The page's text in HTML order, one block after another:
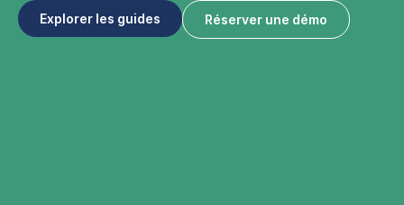
Explorer les guides Réserver une démo